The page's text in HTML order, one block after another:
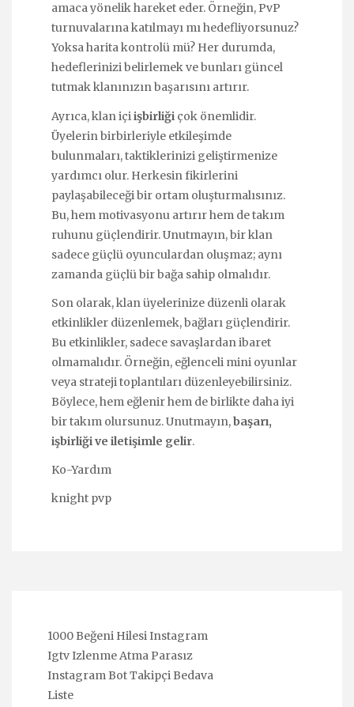
amaca yönelik hareket eder. Örneğin, PvP
turnuvalarına katılmayı mı hedefliyorsunuz?
Yoksa harita kontrolü mü? Her durumda,
hedeflerinizi belirlemek ve bunları güncel
tutmak klanınızın başarısını artırır.
Ayrıca, klan içi işbirliği çok önemlidir.
Üyelerin birbirleriyle etkileşimde
bulunmaları, taktiklerinizi geliştirmenize
yardımcı olur. Herkesin fikirlerini
paylaşabileceği bir ortam oluşturmalısınız.
Bu, hem motivasyonu artırır hem de takım
ruhunu güçlendirir. Unutmayın, bir klan
sadece güçlü oyunculardan oluşmaz; aynı
zamanda güçlü bir bağa sahip olmalıdır.
Son olarak, klan üyelerinize düzenli olarak
etkinlikler düzenlemek, bağları güçlendirir.
Bu etkinlikler, sadece savaşlardan ibaret
olmamalıdır. Örneğin, eğlenceli mini oyunlar
veya strateji toplantıları düzenleyebilirsiniz.
Böylece, hem eğlenir hem de birlikte daha iyi
bir takım olursunuz. Unutmayın,başarı,
işbirliği ve iletişimle gelir.
Ko-Yardım
knight pvp
1000 Beğeni Hilesi Instagram
Igtv Izlenme Atma Parasız
Instagram Bot Takipçi Bedava
Liste